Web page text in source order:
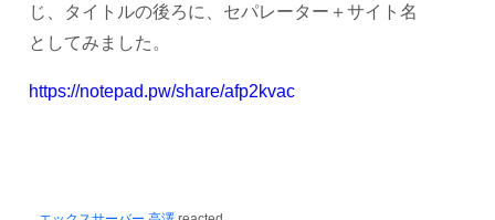
じ、タイトルの後ろに、セパレーター＋サイト名
としてみました。
https://notepad.pw/share/afp2kvac